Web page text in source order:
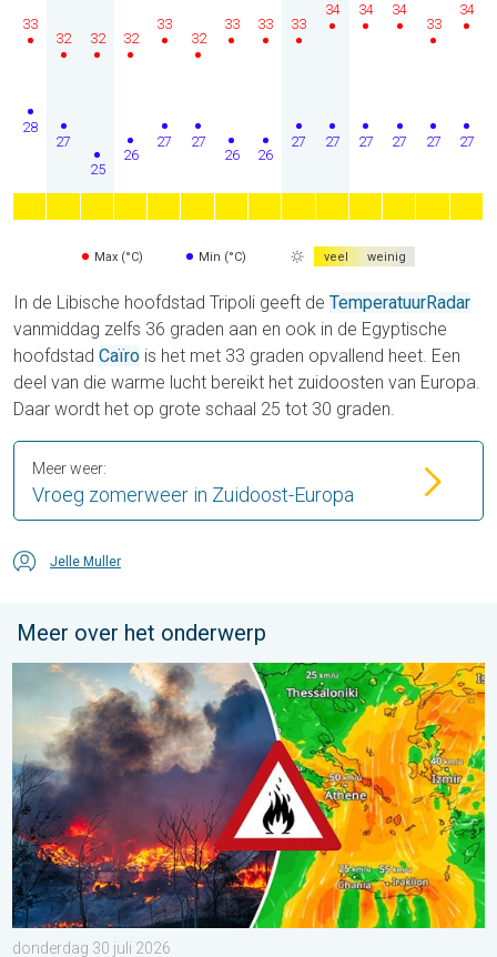
28
33
27
32
25
32
26
32
27
33
27
32
26
33
26
33
27
33
27
34
27
34
27
34
27
33
27
34
Max (°C) Min (°C) veel weinig
In de Libische hoofdstad Tripoli geeft de TemperatuurRadar
vanmiddag zelfs 36 graden aan en ook in de Egyptische
hoofdstad Caïro is het met 33 graden opvallend heet. Een
deel van die warme lucht bereikt het zuidoosten van Europa.
Daar wordt het op grote schaal 25 tot 30 graden.
Vroeg zomerweer in Zuidoost-Europa
Meer weer:
Jelle Muller
Meer over het onderwerp
Ook in Zuidoost-Europa woeden bosbranden. Hitte en veel
donderdag 30 juli 2026